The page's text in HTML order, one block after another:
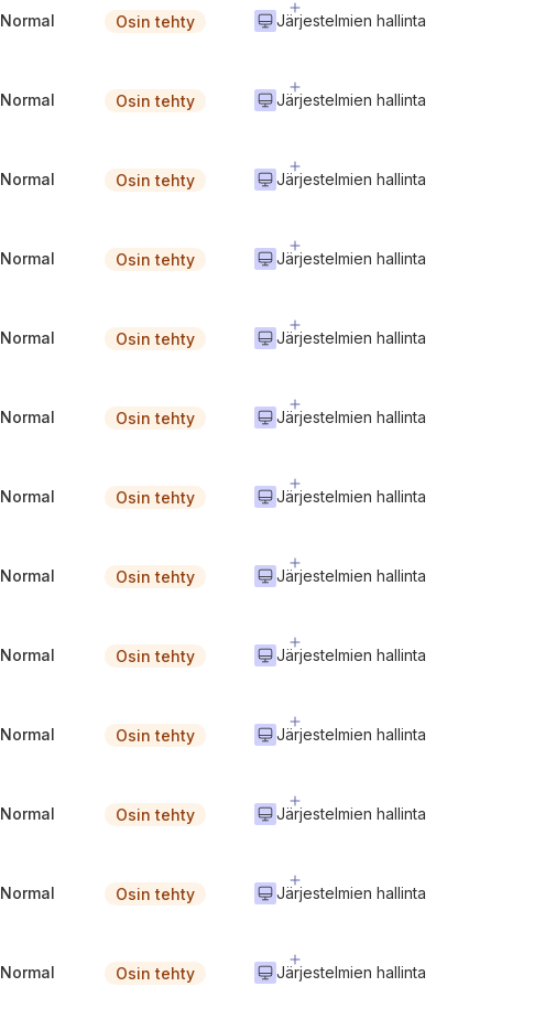
Normal Osin tehty Järjestelmien hallinta
Normal Osin tehty Järjestelmien hallinta
Normal Osin tehty Järjestelmien hallinta
Normal Osin tehty Järjestelmien hallinta
Normal Osin tehty Järjestelmien hallinta
Normal Osin tehty Järjestelmien hallinta
Normal Osin tehty Järjestelmien hallinta
Normal Osin tehty Järjestelmien hallinta
Normal Osin tehty Järjestelmien hallinta
Normal Osin tehty Järjestelmien hallinta
Normal Osin tehty Järjestelmien hallinta
Normal Osin tehty Järjestelmien hallinta
Normal Osin tehty Järjestelmien hallinta